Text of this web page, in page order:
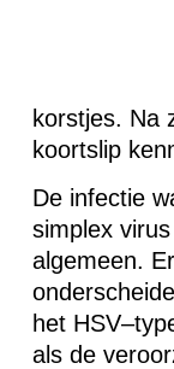
korstjes. Na
koortslip
De infectie
simplex
algemeen.
het
als de